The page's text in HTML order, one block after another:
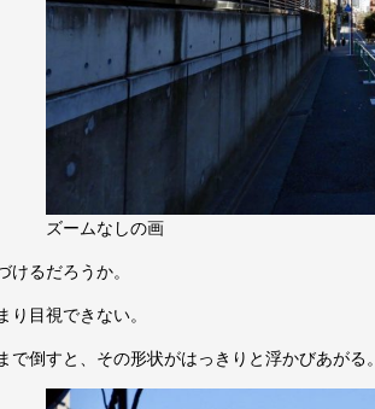
ズームなしの画
けるだろうか。
り目視できない。
で倒すと、その形状がはっきりと浮かびあがる。